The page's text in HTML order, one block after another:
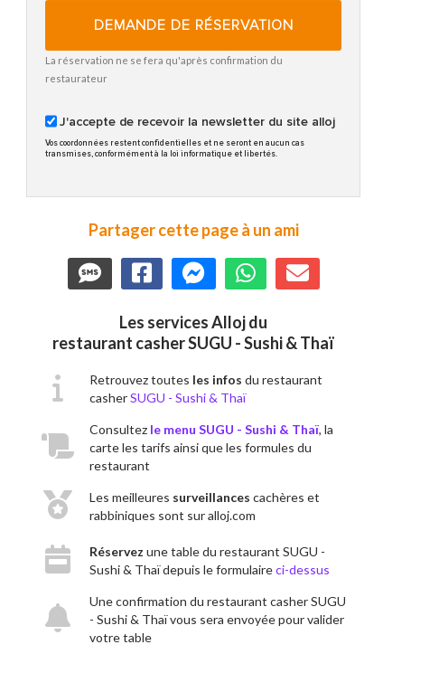
DEMANDE DE RÉSERVATION
La réservation ne se fera qu'après confirmation du
restaurateur
J'accepte de recevoir la newsletter du site alloj
Vos coordonnées restent confidentielles et ne seront en aucun cas
transmises, conformément à la loi informatique et libertés.
Partager cette page à un ami
Les services Alloj du
restaurant casher SUGU - Sushi & Thaï
Retrouvez toutes les infos du restaurant
casherSUGU - Sushi & Thaï
Consultez le menu SUGU - Sushi & Thaï, la
carte les tarifs ainsi que les formules du
restaurant
Les meilleures surveillances cachères et
rabbiniques sont sur alloj.com
Réservez une table du restaurant SUGU -
Sushi & Thaï depuis le formulaireci-dessus
Une confirmation du restaurant casher SUGU
- Sushi & Thaï vous sera envoyée pour valider
votre table